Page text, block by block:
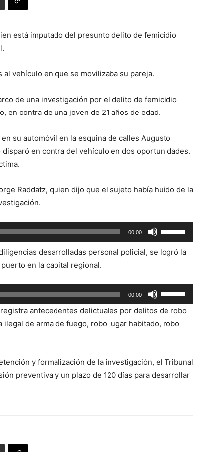
está imputado del presunto delito de femicidio
vehículo en que se movilizaba su pareja.
de una investigación por el delito de femicidio
en contra de una joven de 21 años de edad.
su automóvil en la esquina de calles Augusto
en contra del vehículo en dos oportunidades.
Raddatz, quien dijo que el sujeto había huido de la
00:00
las
teclas
arriba/abajo
para
desarrolladas personal policial, se logró la
en la capital regional.
00:00
las
teclas
de
para
aumentar
antecedentes delictuales por delitos de robo
de arma de fuego, robo lugar habitado, robo
y formalización de la investigación, el Tribunal
preventiva y un plazo de 120 días para desarrollar